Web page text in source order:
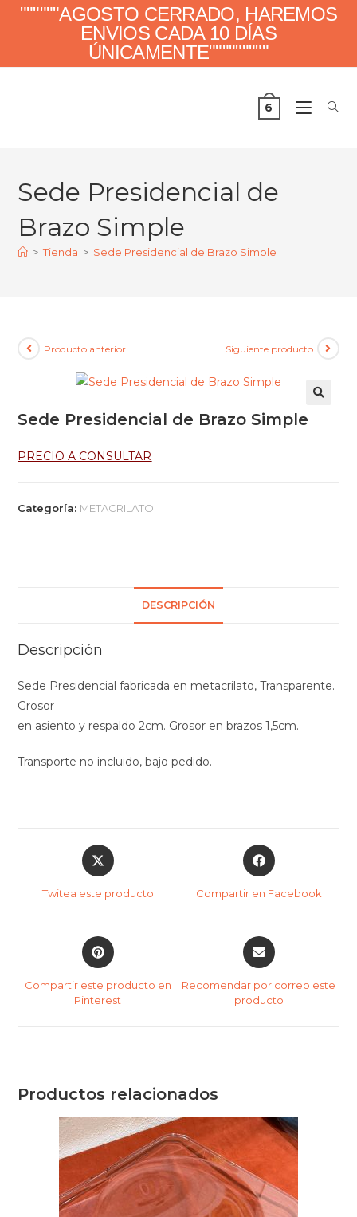
""""""AGOSTO CERRADO, HAREMOS
ENVIOS CADA 10 DÍAS
ÚNICAMENTE"""""""""
6
Sede Presidencial de
Brazo Simple
> Tienda > Sede Presidencial de Brazo Simple
Producto anterior Siguiente producto
Sede Presidencial de Brazo Simple
PRECIO A CONSULTAR
Categoría: METACRILATO
DESCRIPCIÓN
Descripción
Sede Presidencial fabricada en metacrilato, Transparente.
Grosor
en asiento y respaldo 2cm. Grosor en brazos 1,5cm.
Transporte no incluido, bajo pedido.
Twitea este producto Compartir en Facebook
Compartir este producto en
Pinterest
Recomendar por correo este
producto
Productos relacionados